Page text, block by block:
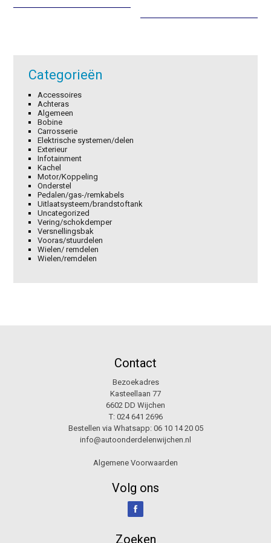
was:
is:
€26,95. €18,87.
Categorieën
Accessoires
Achteras
Algemeen
Bobine
Carrosserie
Elektrische systemen/delen
Exterieur
Infotainment
Kachel
Motor/Koppeling
Onderstel
Pedalen/gas-/remkabels
Uitlaatsysteem/brandstoftank
Uncategorized
Vering/schokdemper
Versnellingsbak
Vooras/stuurdelen
Wielen/ remdelen
Wielen/remdelen
Contact
Bezoekadres
Kasteellaan 77
6602 DD Wijchen
T: 024 641 2696
Bestellen via Whatsapp: 06 10 14 20 05
info@autoonderdelenwijchen.nl
Algemene Voorwaarden
Volg ons
Zoeken